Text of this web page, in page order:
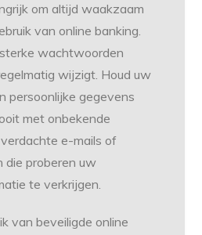
om altijd waakzaam
van online banking.
wachtwoorden
wijzigt. Houd uw
persoonlijke gegevens
met onbekende
e-mails of
die proberen uw
te verkrijgen.
van beveiligde online